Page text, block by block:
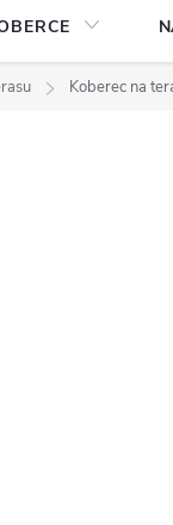
Koberec na